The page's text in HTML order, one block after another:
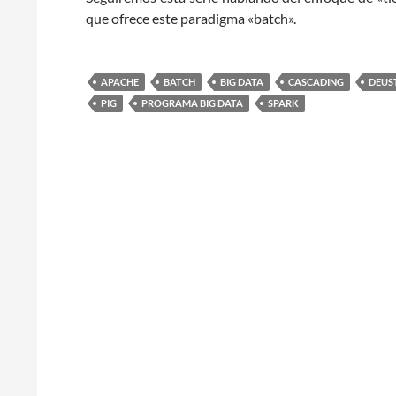
que ofrece este paradigma «batch».
APACHE BATCH BIG DATA CASCADING
PIG
PROGRAMA BIG DATA SPARK